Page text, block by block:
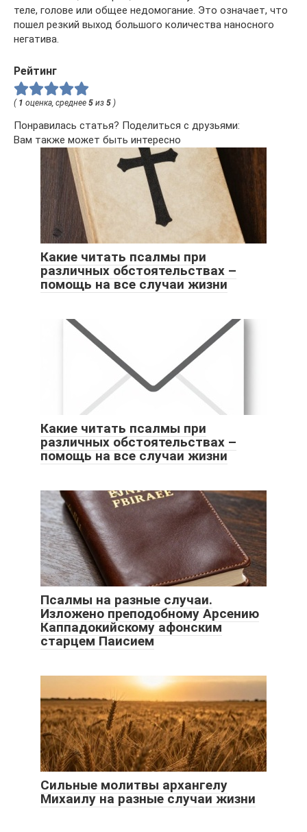
теле, голове или общее недомогание. Это означает, что
пошел резкий выход большого количества наносного
негатива.
Рейтинг
( 1 оценка, среднее 5 из 5 )
Понравилась статья? Поделиться с друзьями:
Вам также может быть интересно
Какие читать псалмы при
различных обстоятельствах –
помощь на все случаи жизни
Какие читать псалмы при
различных обстоятельствах –
помощь на все случаи жизни
Псалмы на разные случаи.
Изложено преподобному Арсению
Каппадокийскому афонским
старцем Паисием
Сильные молитвы архангелу
Михаилу на разные случаи жизни